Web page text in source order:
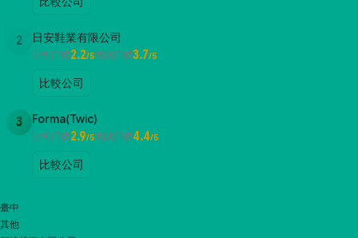
2 日安鞋業有限公司
公司評價2.2/5面試評價3.7/5
比較公司
3 Forma(Twic)
公司評價2.9/5面試評價4.4/5
比較公司
臺中
其他